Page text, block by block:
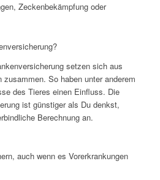
Zeckenbekämpfung oder
setzen sich aus
So haben unter anderem
des Tieres einen Einfluss. Die
ist günstiger als Du denkst,
Berechnung an.
auch wenn es Vorerkrankungen